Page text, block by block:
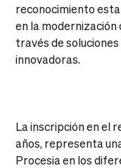
reconocimiento
en la modernización
través de
innovadoras.
La inscripción en el
años, representa
Procesia en los